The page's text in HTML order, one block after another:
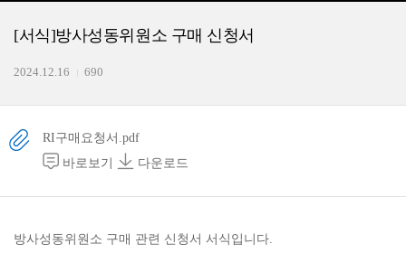
[서식]방사성동위원소 구매 신청서
2024.12.16 690
RI구매요청서.pdf
바로보기
다운로드
방사성동위원소 구매 관련 신청서 서식입니다.